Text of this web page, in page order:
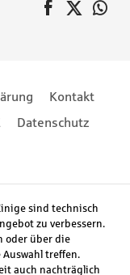
auf
Kontakt
Datenschutz
sind technisch
zu verbessern.
oder über die
treffen.
auch nachträglich